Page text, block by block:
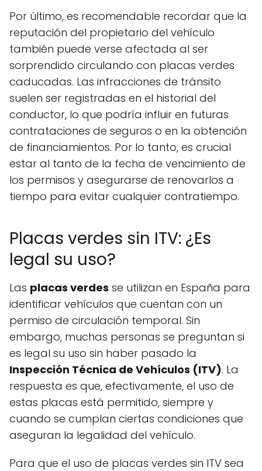
Por último, es recomendable recordar que la
reputación del propietario del vehículo
también puede verse afectada al ser
sorprendido circulando con placas verdes
caducadas. Las infracciones de tránsito
suelen ser registradas en el historial del
conductor, lo que podría influir en futuras
contrataciones de seguros o en la obtención
de financiamientos. Por lo tanto, es crucial
estar al tanto de la fecha de vencimiento de
los permisos y asegurarse de renovarlos a
tiempo para evitar cualquier contratiempo.
Placas verdes sin ITV: ¿Es
legal su uso?
Las placas verdes se utilizan en España para
identificar vehículos que cuentan con un
permiso de circulación temporal. Sin
embargo, muchas personas se preguntan si
es legal su uso sin haber pasado la
Inspección Técnica de Vehículos (ITV). La
respuesta es que, efectivamente, el uso de
estas placas está permitido, siempre y
cuando se cumplan ciertas condiciones que
aseguran la legalidad del vehículo.
Para que el uso de placas verdes sin ITV sea